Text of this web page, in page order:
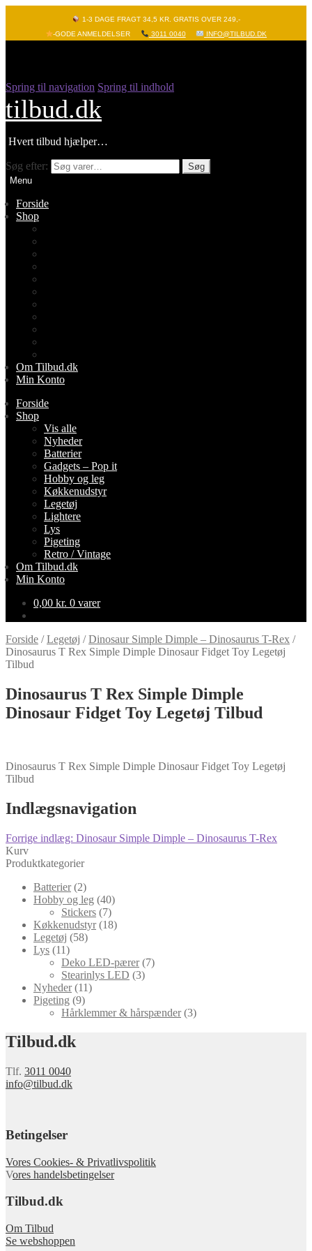
1-3 DAGE FRAGT 34,5 KR. GRATIS OVER 249,-
-GODE ANMELDELSER
3011 0040 INFO@TILBUD.DK
Spring til navigation Spring til indhold
tilbud.dk
Hvert tilbud hjælper…
Søg efter:
Søg
Menu
Forside
Shop
Om Tilbud.dk
Min Konto
Forside
Shop
Vis alle
Nyheder
Batterier
Gadgets – Pop it
Hobby og leg
Køkkenudstyr
Legetøj
Lightere
Lys
Pigeting
Retro / Vintage
Om Tilbud.dk
Min Konto
0,00 kr. 0 varer
Forside /Legetøj /Dinosaur Simple Dimple – Dinosaurus T-Rex /
Dinosaurus T Rex Simple Dimple Dinosaur Fidget Toy Legetøj
Tilbud
Dinosaurus T Rex Simple Dimple
Dinosaur Fidget Toy Legetøj Tilbud
Dinosaurus T Rex Simple Dimple Dinosaur Fidget Toy Legetøj
Tilbud
Indlægsnavigation
Forrige indlæg: Dinosaur Simple Dimple – Dinosaurus T-Rex
Kurv
Produktkategorier
Batterier (2)
Hobby og leg (40)
Stickers (7)
Køkkenudstyr (18)
Legetøj (58)
Lys (11)
Deko LED-pærer (7)
Stearinlys LED (3)
Nyheder (11)
Pigeting (9)
Hårklemmer & hårspænder (3)
Tilbud.dk
Tlf. 3011 0040
info@tilbud.dk
Betingelser
Vores Cookies- & Privatlivspolitik
Vores handelsbetingelser
Tilbud.dk
Om Tilbud
Se webshoppen